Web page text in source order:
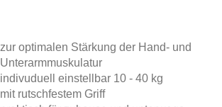
zur optimalen Stärkung der Hand- und
Unterarmmuskulatur
indivuduell einstellbar 10 - 40 kg
mit rutschfestem Griff